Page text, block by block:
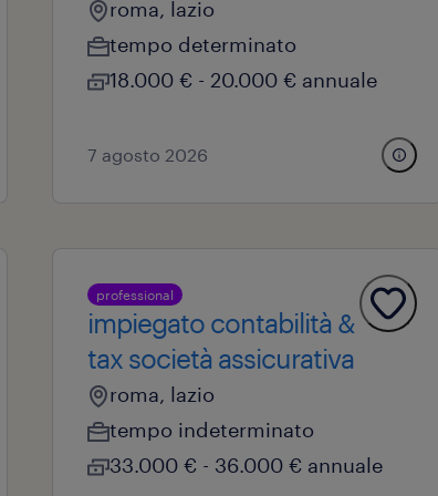
roma, lazio
tempo determinato
18.000 € - 20.000 € annuale
7 agosto 2026
professional
impiegato contabilità &
tax società assicurativa
roma, lazio
tempo indeterminato
33.000 € - 36.000 € annuale